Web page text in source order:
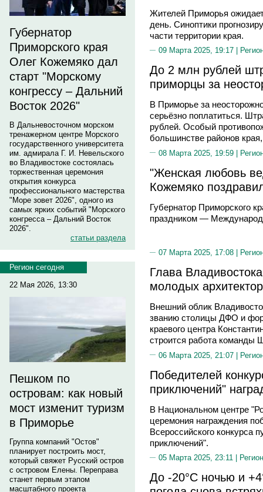
Губернатор
Приморского края
Олег Кожемяко дал
старт "Морскому
конгрессу – Дальний
Восток 2026"
В Дальневосточном морском
тренажерном центре Морского
государственного университета
им. адмирала Г. И. Невельского
во Владивостоке состоялась
торжественная церемония
открытия конкурса
профессионального мастерства
"Море зовет 2026", одного из
самых ярких событий "Морского
конгресса – Дальний Восток
2026".
статьи раздела
Регион сегодня
22 Мая 2026, 13:30
Пешком по
островам: как новый
мост изменит туризм
в Приморье
Группа компаний "Остов"
планирует построить мост,
который свяжет Русский остров
с островом Елены. Переправа
станет первым этапом
масштабного проекта
Жителей Приморья
день. Синоптики
части территории края.
09 Марта 2025, 19:17 |
До 2 млн рублей
приморцы за
В Приморье за
серьёзно поплатиться.
рублей. Особый
большинстве районов
08 Марта 2025, 19:59 |
"Женская любовь
Кожемяко
Губернатор Приморского
праздником —
07 Марта 2025, 17:08 |
Глава
молодых
Внешний облик
званию столицы ДФО и
краевого центра
строится работа команды
06 Марта 2025, 21:07 |
Победителей
приключений"
В Национальном центре
церемония награждения
Всероссийского конкурса
приключений".
05 Марта 2025, 23:11 |
До -20°C ночью и